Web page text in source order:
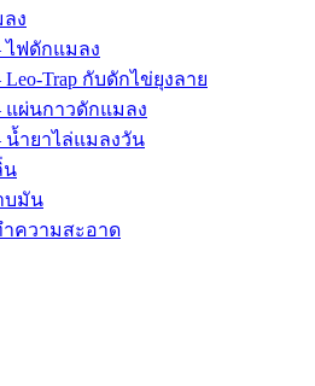
ง
ฟดักแมลง
Trap กับดักไข่ยุงลาย
ผ่นกาวดักแมลง
ำยาไล่แมลงวัน
น
บมัน
ความสะอาด